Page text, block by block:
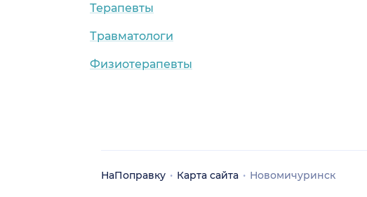
Терапевты
Травматологи
Физиотерапевты
НаПоправку Карта сайта Новомичуринск